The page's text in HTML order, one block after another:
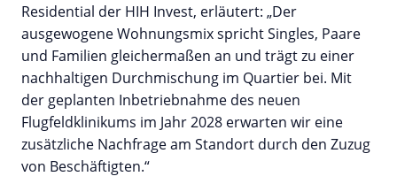
Residential der HIH Invest, erläutert: „Der
ausgewogene Wohnungsmix spricht Singles, Paare
und Familien gleichermaßen an und trägt zu einer
nachhaltigen Durchmischung im Quartier bei. Mit
der geplanten Inbetriebnahme des neuen
Flugfeldklinikums im Jahr 2028 erwarten wir eine
zusätzliche Nachfrage am Standort durch den Zuzug
von Beschäftigten.“